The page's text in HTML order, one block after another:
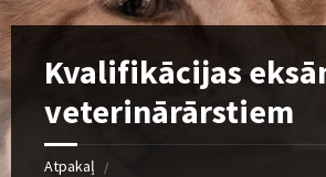
Kvalifikācijas
veterinārārstiem
Atpakaļ /